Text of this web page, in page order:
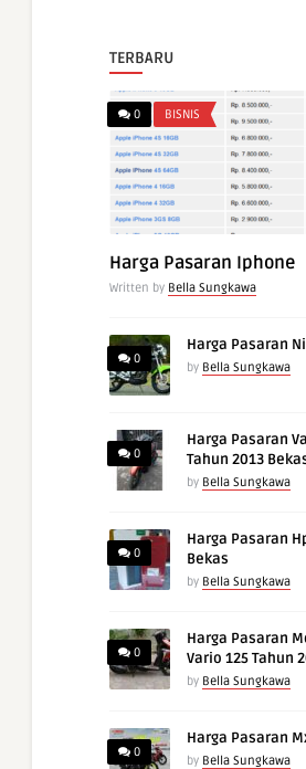
TERBARU
0 BISNIS
Harga Pasaran Iphone
Written by Bella Sungkawa
0
Harga Pasaran
by Bella Sungkawa
0
Harga Pasaran
Tahun 2013
by Bella Sungkawa
0
Harga Pasaran
Bekas
by Bella Sungkawa
0
Harga Pasaran
Vario 125 Tahun
by Bella Sungkawa
0
Harga Pasaran
by Bella Sungkawa